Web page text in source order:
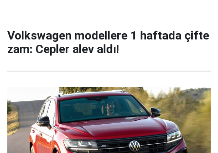
Volkswagen modellere 1 haftada çifte
zam: Cepler alev aldı!